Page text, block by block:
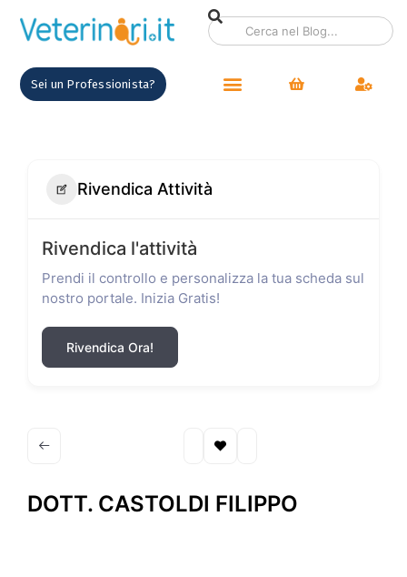
Sei un Professionista?
Rivendica Attività
Rivendica l'attività
Prendi il controllo e personalizza la tua scheda sul
nostro portale. Inizia Gratis!
Rivendica Ora!
DOTT. CASTOLDI FILIPPO